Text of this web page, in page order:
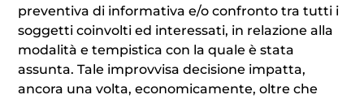
preventiva di informativa e/o confronto tra tutti i
soggetti coinvolti ed interessati, in relazione alla
modalità e tempistica con la quale è stata
assunta. Tale improvvisa decisione impatta,
ancora una volta, economicamente, oltre che